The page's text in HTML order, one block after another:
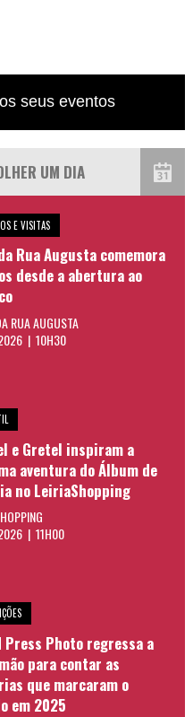
seus eventos
E VISITAS
Rua Augusta comemora
desde a abertura ao
RUA AUGUSTA
| 10H30
e Gretel inspiram a
aventura do Álbum de
no LeiriaShopping
| 11H00
Press Photo regressa a
para contar as
que marcaram o
em 2025